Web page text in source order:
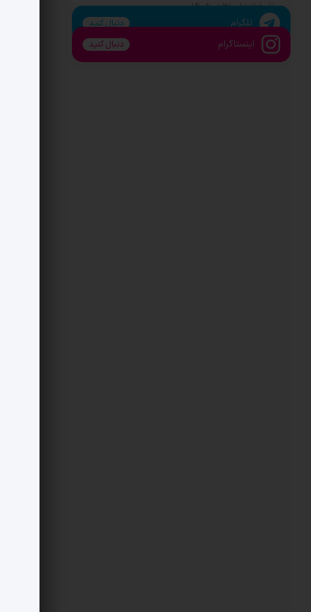
تاریخ انتشار: 31 تیر 1405
تلگرام دنبال کنید
اینستاگرام دنبال کنید